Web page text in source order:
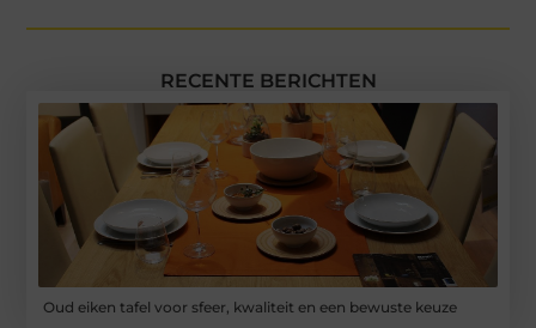
RECENTE BERICHTEN
Oud eiken tafel voor sfeer, kwaliteit en een bewuste keuze